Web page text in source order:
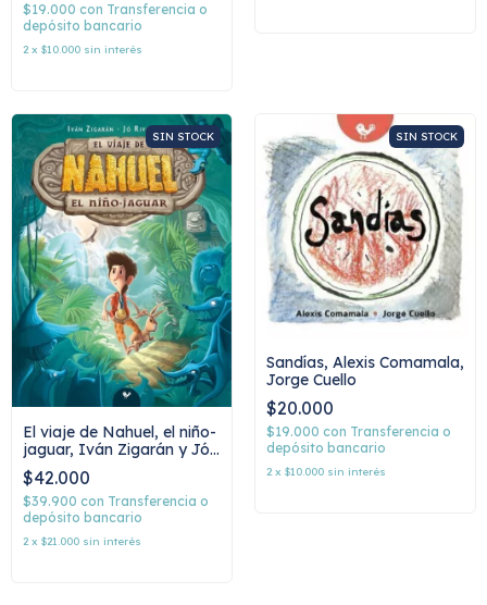
$19.000 con Transferencia o
depósito bancario
2 x $10.000 sin interés
SIN STOCK
El viaje de Nahuel, el niño-
jaguar, Iván Zigarán y Jó
Rivadulla
$42.000
$39.900 con Transferencia o
depósito bancario
2 x $21.000 sin interés
SIN STOCK
Sandías, Alexis Comamala,
Jorge Cuello
$20.000
$19.000 con Transferencia o
depósito bancario
2 x $10.000 sin interés